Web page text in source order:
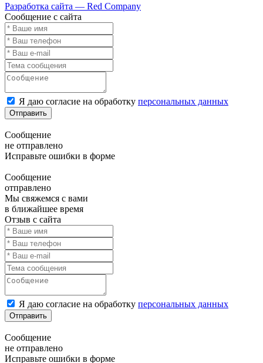
Разработка сайта — Red Company
Сообщение с сайта
Я даю согласие на обработку персональных данных
Отправить
Сообщение
не отправлено
Исправьте ошибки в форме
Сообщение
отправлено
Мы свяжемся с вами
в ближайшее время
Отзыв с сайта
Я даю согласие на обработку персональных данных
Отправить
Сообщение
не отправлено
Исправьте ошибки в форме